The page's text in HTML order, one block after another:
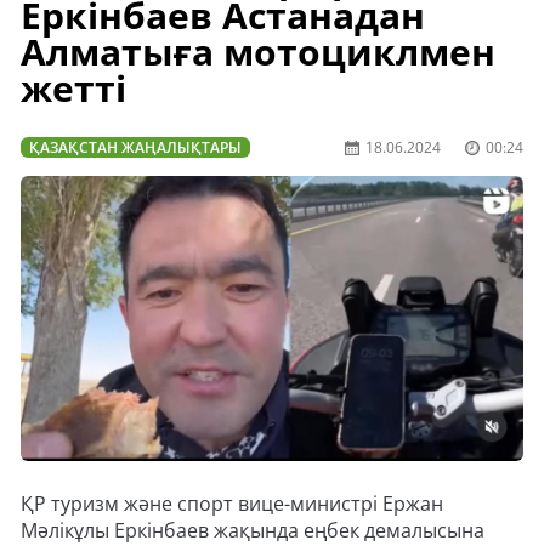
Еркінбаев Астанадан
Алматыға мотоциклмен
жетті
ҚАЗАҚСТАН ЖАҢАЛЫҚТАРЫ 18.06.2024 00:24
ҚР туризм және спорт вице-министрі Ержан
Мәлікұлы Еркінбаев жақында еңбек демалысына